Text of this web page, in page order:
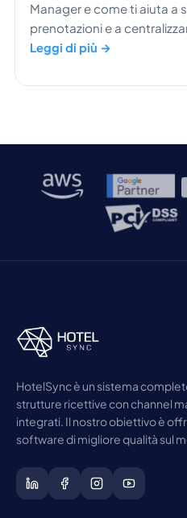
Manager e come ti aiuta a
prenotazioni e a
hotel.
Leggi di più →
HotelSync è un sistema
strutture ricettive con channel
integrati. Il nostro obiettivo è
software di migliore qualità sul